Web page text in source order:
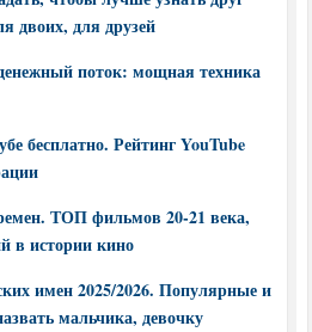
двоих, для друзей
поток: мощная техника
бесплатно. Рейтинг YouTube
ТОП фильмов 20-21 века,
в истории кино
имен 2025/2026. Популярные и
мальчика, девочку